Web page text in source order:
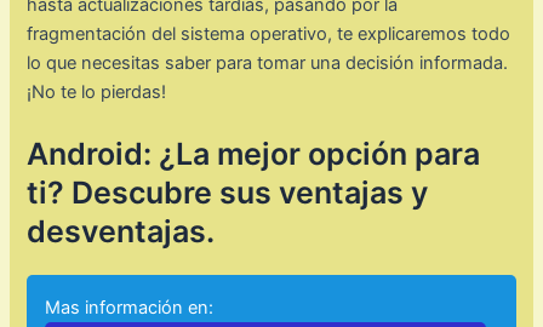
hasta actualizaciones tardías, pasando por la
fragmentación del sistema operativo, te explicaremos todo
lo que necesitas saber para tomar una decisión informada.
¡No te lo pierdas!
Android: ¿La mejor opción para
ti? Descubre sus ventajas y
desventajas.
Mas información en: